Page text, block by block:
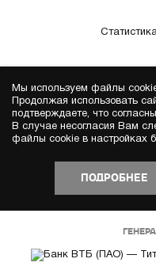
Мы используем файлы
Продолжая использовать
подтверждаете, что
В случае несогласия Вам
файлы cookie в настройках
ПОДРОБНЕЕ